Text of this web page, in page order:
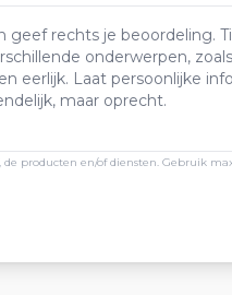
producten en/of diensten. Gebruik